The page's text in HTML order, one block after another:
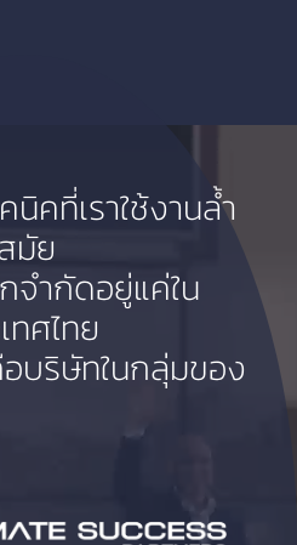
นิคที่เราใช้งานล้ำ
มัย
จำกัดอยู่แค่ใน
ทศไทย
อบริษัทในกลุ่มของ